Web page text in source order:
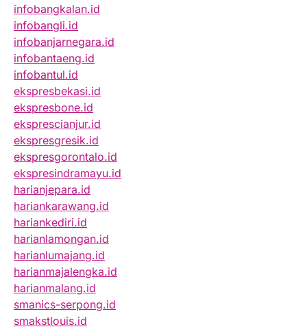
infobangkalan.id
infobangli.id
infobanjarnegara.id
infobantaeng.id
infobantul.id
ekspresbekasi.id
ekspresbone.id
eksprescianjur.id
ekspresgresik.id
ekspresgorontalo.id
ekspresindramayu.id
harianjepara.id
hariankarawang.id
hariankediri.id
harianlamongan.id
harianlumajang.id
harianmajalengka.id
harianmalang.id
smanics-serpong.id
smakstlouis.id